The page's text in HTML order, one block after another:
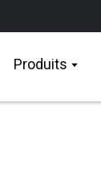
Produits